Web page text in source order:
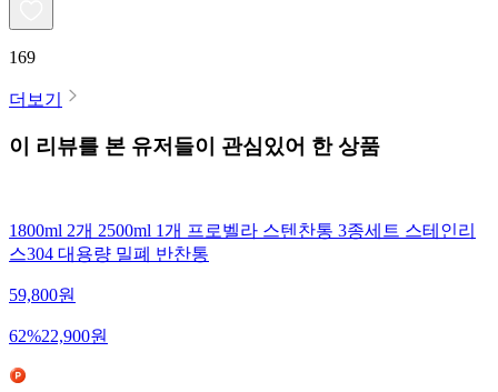
169
더보기
이 리뷰를 본 유저들이 관심있어 한 상품
1800ml 2개 2500ml 1개 프로벨라 스텐찬통 3종세트 스테인리
스304 대용량 밀폐 반찬통
59,800원
62%22,900원